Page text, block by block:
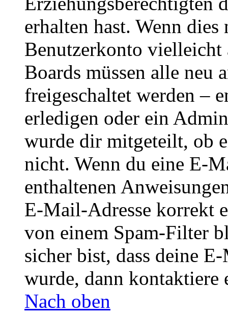
erhalten hast. Wenn
Benutzerkonto
Boards müssen alle neu
freigeschaltet werden –
erledigen oder ein
wurde dir mitgeteilt, ob
nicht. Wenn du eine E-
enthaltenen
E-Mail-Adresse korrekt
von einem Spam-Filter
sicher bist, dass deine
wurde, dann kontaktiere
Nach oben